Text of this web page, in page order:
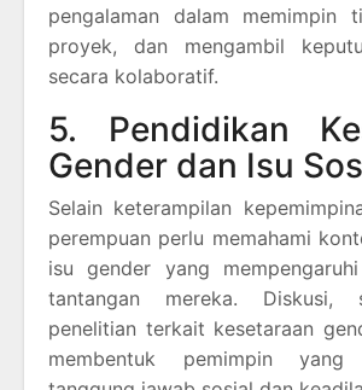
pengalaman dalam memimpin
proyek, dan mengambil
secara kolaboratif.
5. Pendidikan
Gender dan Isu
Selain keterampilan
perempuan perlu memahami
isu gender yang
tantangan mereka. Diskusi,
penelitian terkait kesetaraan
membentuk pemimpin